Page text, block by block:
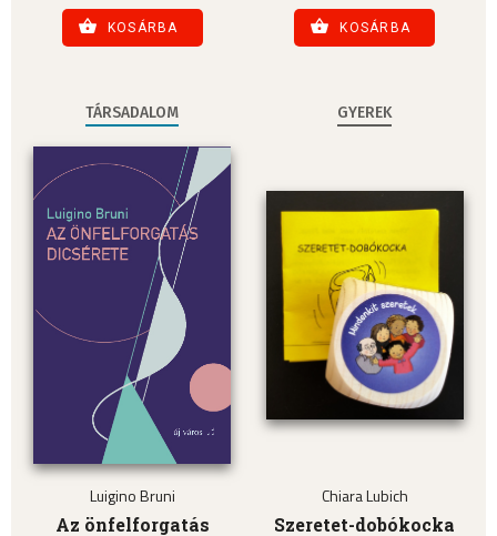
KOSÁRBA KOSÁRBA
TÁRSADALOM
Luigino Bruni
Az önfelforgatás
GYEREK
Chiara Lubich
Szeretet-dobókocka